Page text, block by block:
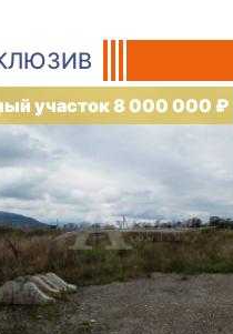
участок 8 000 000 ₽